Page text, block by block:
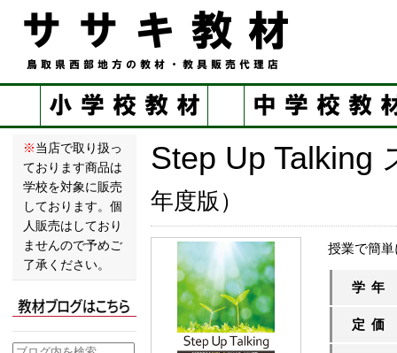
Step Up Talking
年度版）
授業で簡
学年
定価
※ 当店で取り扱っ
ております商品は
学校を対象に販売
しております。個
人販売はしており
ませんので予めご
了承ください。